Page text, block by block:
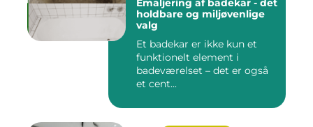
Emaljering af badekar - det
holdbare og miljøvenlige
valg
Et badekar er ikke kun et
funktionelt element i
badeværelset – det er også
et cent...